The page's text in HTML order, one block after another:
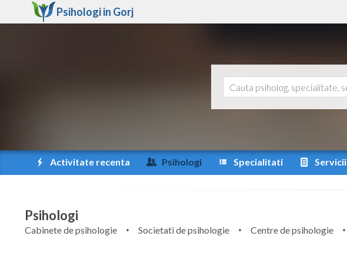
Psihologi in Gorj
Activitate recenta Psihologi Specialitati Servicii
Psihologi
Cabinete de psihologie Societati de psihologie Centre de psihologie